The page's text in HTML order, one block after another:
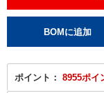
ポイント： 8955ポイ